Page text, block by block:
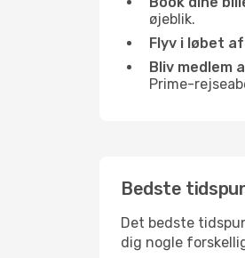
øjeblik.
Flyv i løbet
Bliv medlem
Prime-
Bedste
Det bedste
dig nogle